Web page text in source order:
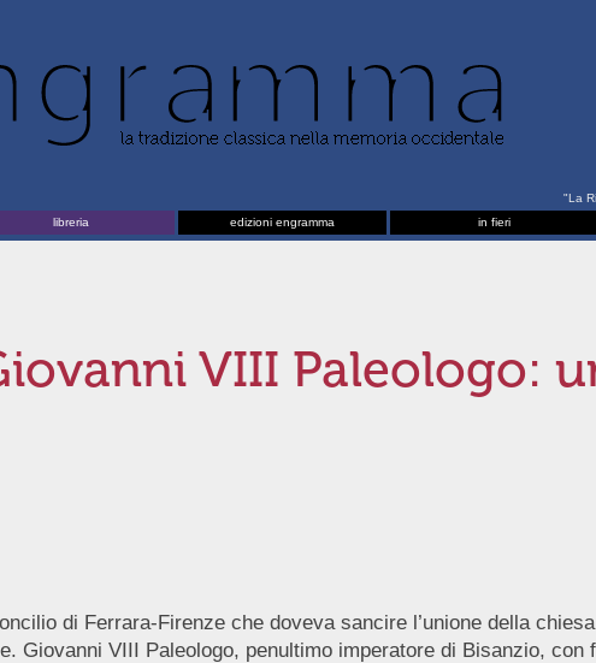
"La
libreria edizioni engramma in fieri
VIII Paleologo:
di Ferrara-Firenze che doveva sancire l’unione della
Giovanni VIII Paleologo, penultimo imperatore di Bisanzio, con